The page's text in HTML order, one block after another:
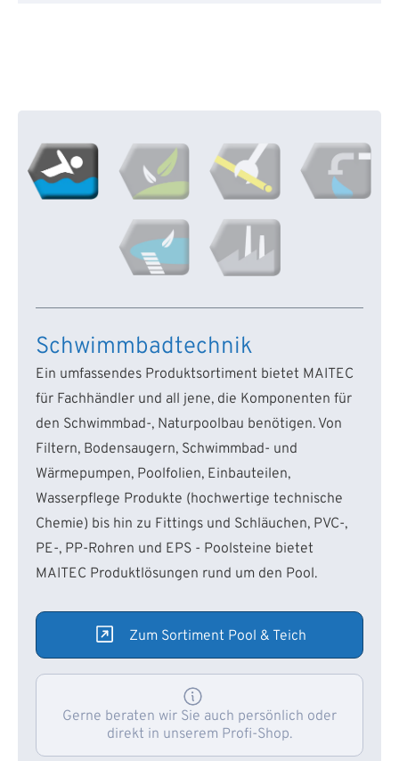
Schwimmbadtechnik
Ein umfassendes Produktsortiment bietet MAITEC
für Fachhändler und all jene, die Komponenten für
den Schwimmbad-, Naturpoolbau benötigen. Von
Filtern, Bodensaugern, Schwimmbad- und
Wärmepumpen, Poolfolien, Einbauteilen,
Wasserpflege Produkte (hochwertige technische
Chemie) bis hin zu Fittings und Schläuchen, PVC-,
PE-, PP-Rohren und EPS - Poolsteine bietet
MAITEC Produktlösungen rund um den Pool.
Zum Sortiment Pool & Teich
Gerne beraten wir Sie auch persönlich oder
direkt in unserem Profi-Shop.